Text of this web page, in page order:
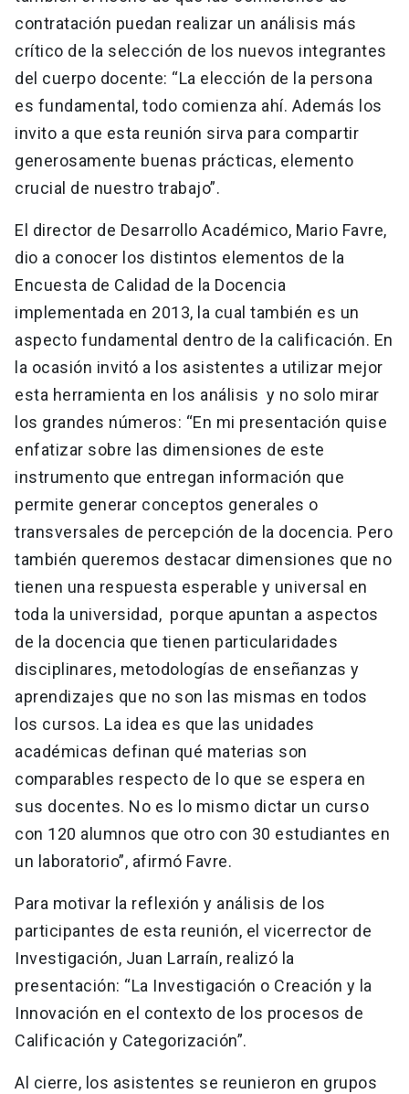
contratación puedan realizar un análisis más
crítico de la selección de los nuevos integrantes
del cuerpo docente: “La elección de la persona
es fundamental, todo comienza ahí. Además los
invito a que esta reunión sirva para compartir
generosamente buenas prácticas, elemento
crucial de nuestro trabajo”.
El director de Desarrollo Académico, Mario Favre,
dio a conocer los distintos elementos de la
Encuesta de Calidad de la Docencia
implementada en 2013, la cual también es un
aspecto fundamental dentro de la calificación. En
la ocasión invitó a los asistentes a utilizar mejor
esta herramienta en los análisis y no solo mirar
los grandes números: “En mi presentación quise
enfatizar sobre las dimensiones de este
instrumento que entregan información que
permite generar conceptos generales o
transversales de percepción de la docencia. Pero
también queremos destacar dimensiones que no
tienen una respuesta esperable y universal en
toda la universidad, porque apuntan a aspectos
de la docencia que tienen particularidades
disciplinares, metodologías de enseñanzas y
aprendizajes que no son las mismas en todos
los cursos. La idea es que las unidades
académicas definan qué materias son
comparables respecto de lo que se espera en
sus docentes. No es lo mismo dictar un curso
con 120 alumnos que otro con 30 estudiantes en
un laboratorio”, afirmó Favre.
Para motivar la reflexión y análisis de los
participantes de esta reunión, el vicerrector de
Investigación, Juan Larraín, realizó la
presentación: “La Investigación o Creación y la
Innovación en el contexto de los procesos de
Calificación y Categorización”.
Al cierre, los asistentes se reunieron en grupos